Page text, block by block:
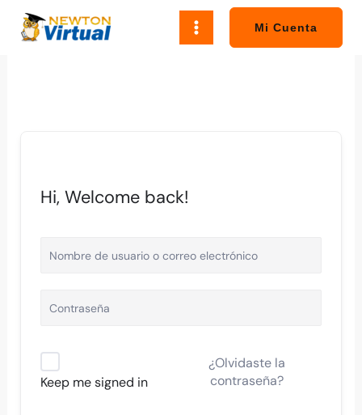
Mi Cuenta
Hi, Welcome back!
Keep me signed in
¿Olvidaste la
contraseña?